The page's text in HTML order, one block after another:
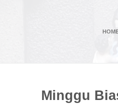
Minggu